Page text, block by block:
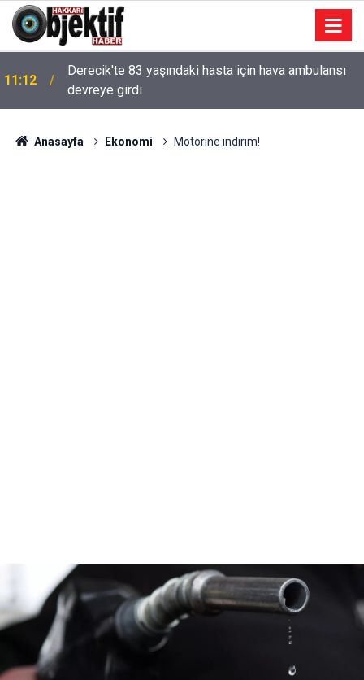
11:12
Derecik'te 83 yaşındaki hasta için hava ambulansı
devreye girdi
Anasayfa Ekonomi Motorine indirim!